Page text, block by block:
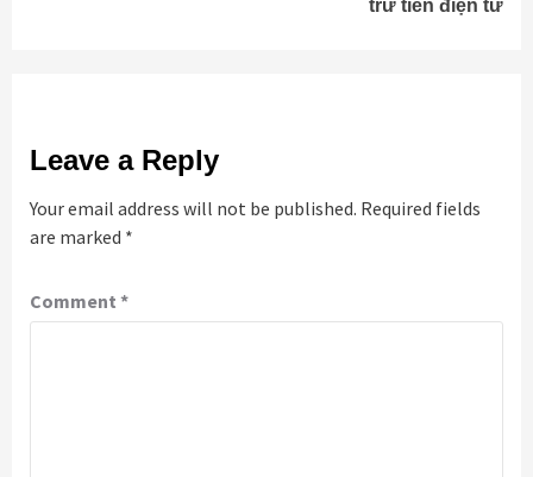
trữ tiền điện tử
Leave a Reply
Your email address will not be published. Required fields
are marked *
Comment *